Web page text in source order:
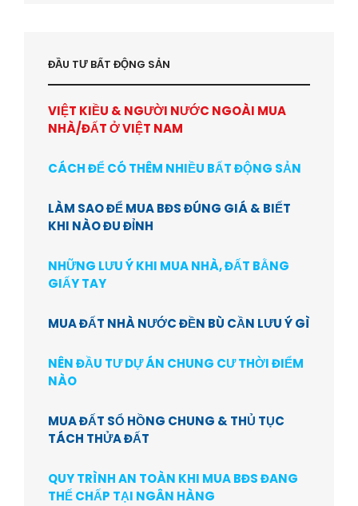
ĐẦU TƯ BẤT ĐỘNG SẢN
VIỆT KIỀU & NGƯỜI NƯỚC NGOÀI MUA
NHÀ/ĐẤT Ở VIỆT NAM
CÁCH ĐỂ CÓ THÊM NHIỀU BẤT ĐỘNG SẢN
LÀM SAO ĐỂ MUA BĐS ĐÚNG GIÁ & BIẾT
KHI NÀO ĐU ĐỈNH
NHỮNG LƯU Ý KHI MUA NHÀ, ĐẤT BẰNG
GIẤY TAY
MUA ĐẤT NHÀ NƯỚC ĐỀN BÙ CẦN LƯU Ý GÌ
NÊN ĐẦU TƯ DỰ ÁN CHUNG CƯ THỜI ĐIỂM
NÀO
MUA ĐẤT SỔ HỒNG CHUNG & THỦ TỤC
TÁCH THỬA ĐẤT
QUY TRÌNH AN TOÀN KHI MUA BĐS ĐANG
THẾ CHẤP TẠI NGÂN HÀNG